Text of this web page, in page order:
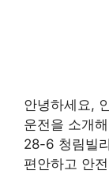
안녕하세요,
운전을 소개
28-6 청림빌
편안하고 안